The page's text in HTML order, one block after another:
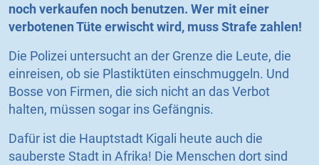
noch verkaufen noch benutzen. Wer mit einer
verbotenen Tüte erwischt wird, muss Strafe zahlen!
Die Polizei untersucht an der Grenze die Leute, die
einreisen, ob sie Plastiktüten einschmuggeln. Und
Bosse von Firmen, die sich nicht an das Verbot
halten, müssen sogar ins Gefängnis.
Dafür ist die Hauptstadt Kigali heute auch die
sauberste Stadt in Afrika! Die Menschen dort sind